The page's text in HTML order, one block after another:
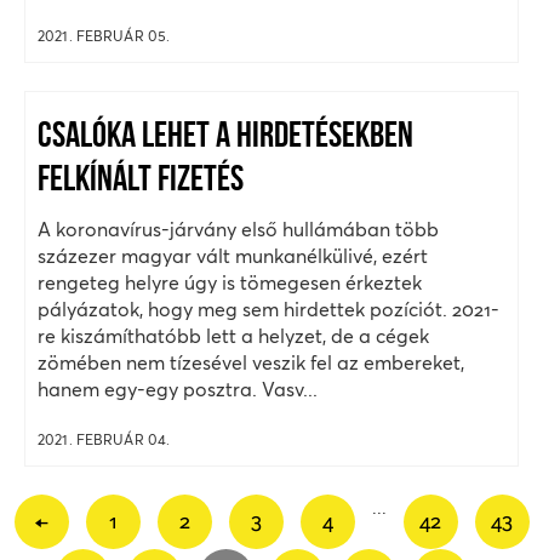
2021. FEBRUÁR 05.
CSALÓKA LEHET A HIRDETÉSEKBEN
FELKÍNÁLT FIZETÉS
A koronavírus-járvány első hullámában több
százezer magyar vált munkanélkülivé, ezért
rengeteg helyre úgy is tömegesen érkeztek
pályázatok, hogy meg sem hirdettek pozíciót. 2021-
re kiszámíthatóbb lett a helyzet, de a cégek
zömében nem tízesével veszik fel az embereket,
hanem egy-egy posztra. Vasv...
2021. FEBRUÁR 04.
← 1 2 3 4 42 43